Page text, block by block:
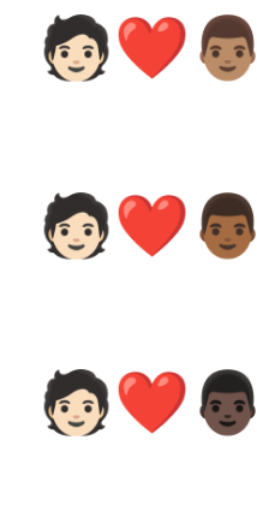
🧑🏻‍❤️‍👨🏽
🧑🏻‍❤️‍👨🏾
🧑🏻‍❤️‍👨🏿